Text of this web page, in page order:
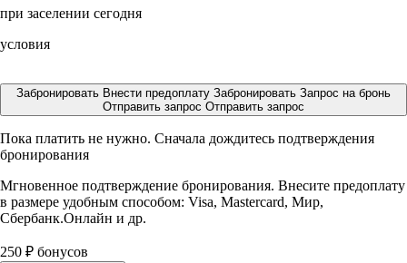
при заселении сегодня
условия
Забронировать Внести предоплату Забронировать Запрос на бронь
Отправить запрос Отправить запрос
Пока платить не нужно. Сначала дождитесь подтверждения
бронирования
Мгновенное подтверждение бронирования. Внесите предоплату
в размере удобным способом: Visa, Mastercard, Мир,
Сбербанк.Онлайн и др.
250 ₽ бонусов